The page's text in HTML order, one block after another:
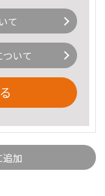
て
いて
加